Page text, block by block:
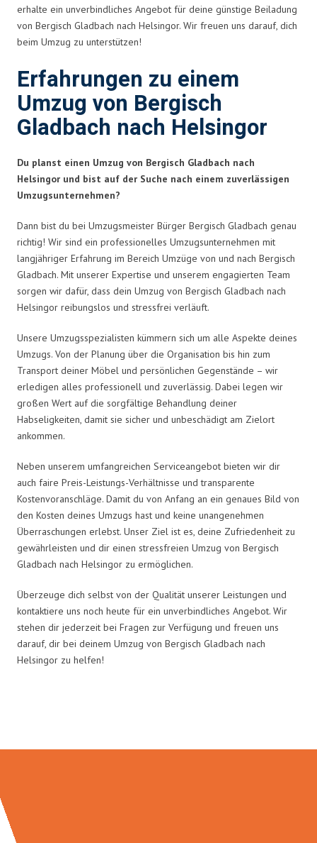
erhalte ein unverbindliches Angebot für deine günstige Beiladung
von Bergisch Gladbach nach Helsingor. Wir freuen uns darauf, dich
beim Umzug zu unterstützen!
Erfahrungen zu einem
Umzug von Bergisch
Gladbach nach Helsingor
Du planst einen Umzug von Bergisch Gladbach nach
Helsingor und bist auf der Suche nach einem zuverlässigen
Umzugsunternehmen?
Dann bist du bei Umzugsmeister Bürger Bergisch Gladbach genau
richtig! Wir sind ein professionelles Umzugsunternehmen mit
langjähriger Erfahrung im Bereich Umzüge von und nach Bergisch
Gladbach. Mit unserer Expertise und unserem engagierten Team
sorgen wir dafür, dass dein Umzug von Bergisch Gladbach nach
Helsingor reibungslos und stressfrei verläuft.
Unsere Umzugsspezialisten kümmern sich um alle Aspekte deines
Umzugs. Von der Planung über die Organisation bis hin zum
Transport deiner Möbel und persönlichen Gegenstände – wir
erledigen alles professionell und zuverlässig. Dabei legen wir
großen Wert auf die sorgfältige Behandlung deiner
Habseligkeiten, damit sie sicher und unbeschädigt am Zielort
ankommen.
Neben unserem umfangreichen Serviceangebot bieten wir dir
auch faire Preis-Leistungs-Verhältnisse und transparente
Kostenvoranschläge. Damit du von Anfang an ein genaues Bild von
den Kosten deines Umzugs hast und keine unangenehmen
Überraschungen erlebst. Unser Ziel ist es, deine Zufriedenheit zu
gewährleisten und dir einen stressfreien Umzug von Bergisch
Gladbach nach Helsingor zu ermöglichen.
Überzeuge dich selbst von der Qualität unserer Leistungen und
kontaktiere uns noch heute für ein unverbindliches Angebot. Wir
stehen dir jederzeit bei Fragen zur Verfügung und freuen uns
darauf, dir bei deinem Umzug von Bergisch Gladbach nach
Helsingor zu helfen!